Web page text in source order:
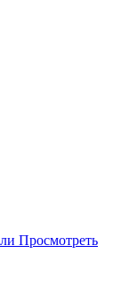
Просмотреть